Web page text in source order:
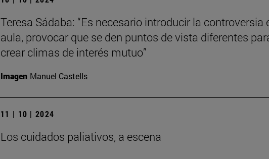
Teresa Sádaba: “Es necesario introducir la controversia
aula, provocar que se den puntos de vista diferentes
crear climas de interés mutuo”
Imagen Manuel Castells
11 | 10 | 2024
Los cuidados paliativos, a escena